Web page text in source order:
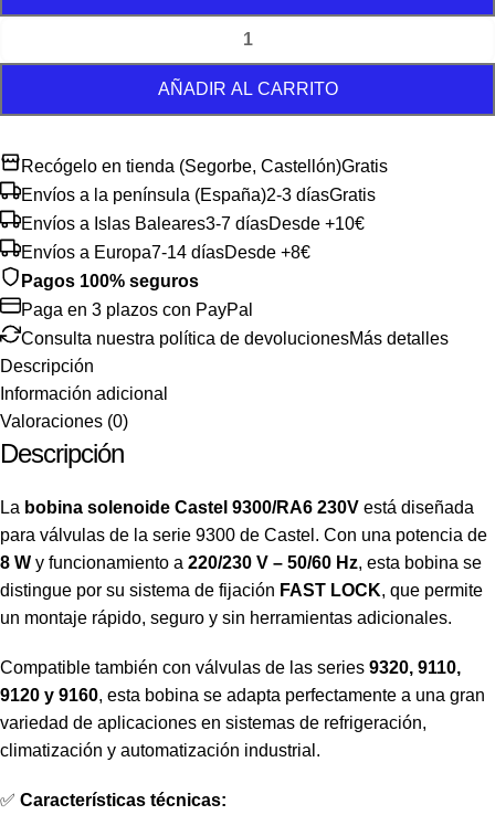
AÑADIR AL CARRITO
Recógelo en tienda (Segorbe, Castellón)Gratis
Envíos a la península (España)2-3 díasGratis
Envíos a Islas Baleares3-7 díasDesde +10€
Envíos a Europa7-14 díasDesde +8€
Pagos 100% seguros
Paga en 3 plazos con PayPal
Consulta nuestra política de devolucionesMás detalles
Descripción
Información adicional
Valoraciones (0)
Descripción
La bobina solenoide Castel 9300/RA6 230V está diseñada
para válvulas de la serie 9300 de Castel. Con una potencia de
8 W y funcionamiento a 220/230 V – 50/60 Hz, esta bobina se
distingue por su sistema de fijación FAST LOCK, que permite
un montaje rápido, seguro y sin herramientas adicionales.
Compatible también con válvulas de las series 9320, 9110,
9120 y 9160, esta bobina se adapta perfectamente a una gran
variedad de aplicaciones en sistemas de refrigeración,
climatización y automatización industrial.
✅ Características técnicas: